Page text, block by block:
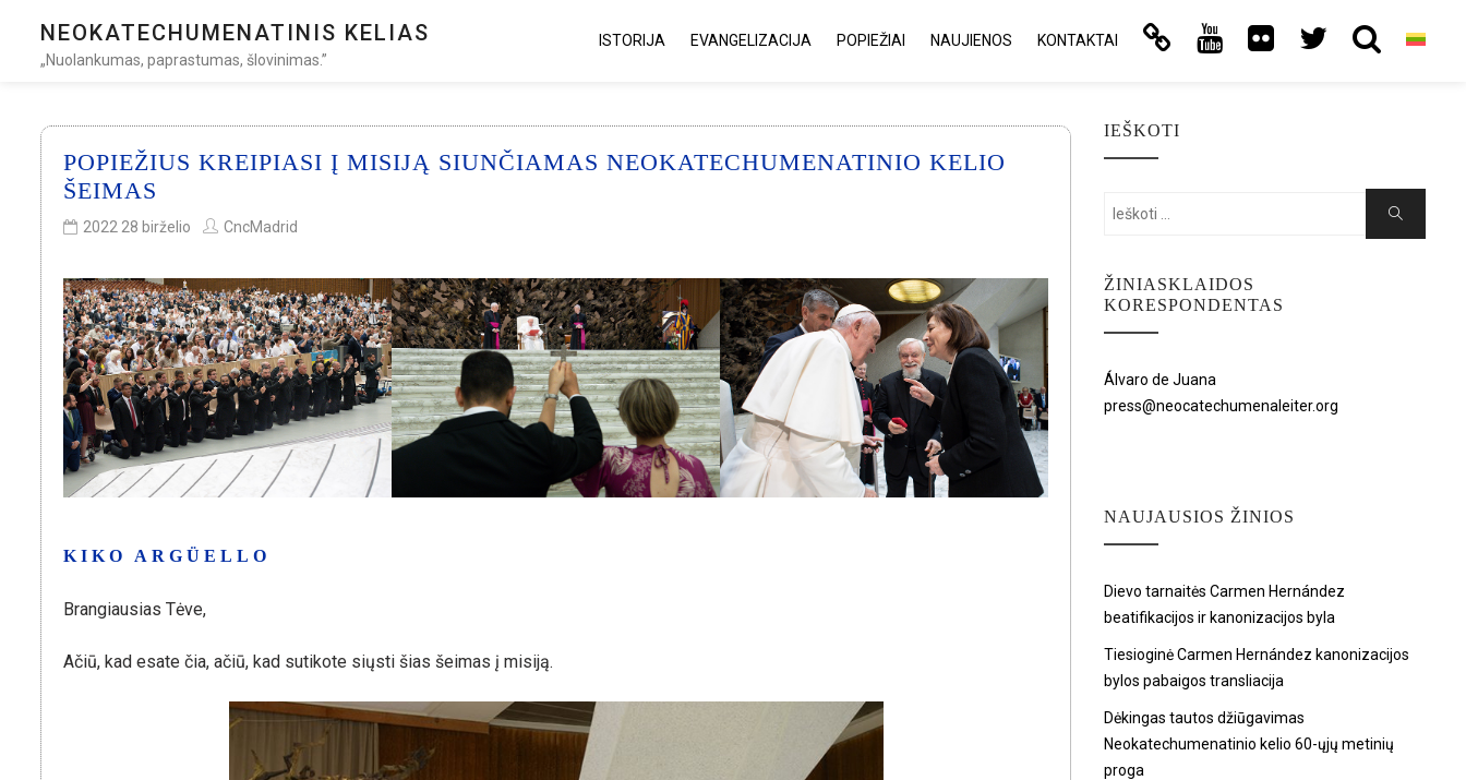
NEOKATECHUMENATINIS KELIAS
„Nuolankumas, paprastumas, šlovinimas.”
ISTORIJA EVANGELIZACIJA POPIEŽIAI NAUJIENOS KONTAKTAI
POPIEŽIUS KREIPIASI Į MISIJĄ SIUNČIAMAS NEOKATECHUMENATINIO KELIO
ŠEIMAS
2022 28 birželio CncMadrid
KIKO ARGÜELLO
Brangiausias Tėve,
Ačiū, kad esate čia, ačiū, kad sutikote siųsti šias šeimas į misiją.
IEŠKOTI
Search
Search
ŽINIASKLAIDOS
KORESPONDENTAS
Álvaro de Juana
press@neocatechumenaleiter.org
NAUJAUSIOS ŽINIOS
Dievo tarnaitės Carmen Hernández
beatifikacijos ir kanonizacijos byla
Tiesioginė Carmen Hernández kanonizacijos
bylos pabaigos transliacija
Dėkingas tautos džiūgavimas
Neokatechumenatinio kelio 60-ųjų metinių
proga